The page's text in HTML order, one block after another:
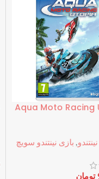
Aqua Moto Racing
, بازی نینتندو سویچ
تومان